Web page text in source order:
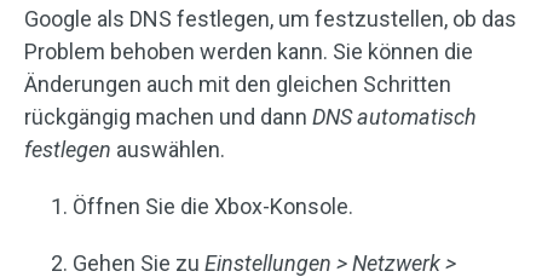
Google als DNS festlegen, um festzustellen, ob das
Problem behoben werden kann. Sie können die
Änderungen auch mit den gleichen Schritten
rückgängig machen und dann DNS automatisch
festlegen auswählen.
Öffnen Sie die Xbox-Konsole.
Gehen Sie zu Einstellungen > Netzwerk >